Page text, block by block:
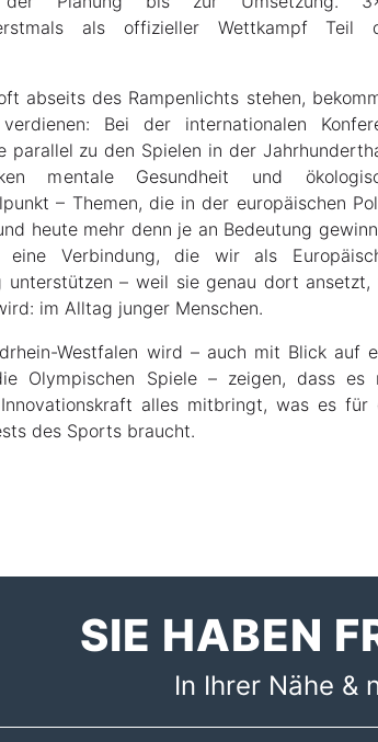
als offizieller Wettkampf Teil
abseits des Rampenlichts stehen,
Bei der internationalen
parallel zu den Spielen in der
mentale Gesundheit und
– Themen, die in der europäischen
heute mehr denn je an Bedeutung
Verbindung, die wir als
unterstützen – weil sie genau dort ansetzt,
im Alltag junger Menschen.
Westfalen wird – auch mit Blick auf
Olympischen Spiele – zeigen, dass es
alles mitbringt, was es für
des Sports braucht.
SIE HABEN
In Ihrer Nähe &